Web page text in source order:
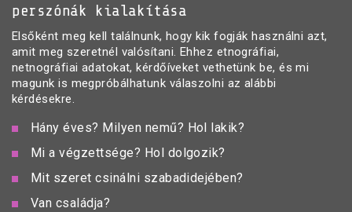
perszónák kialakítása
Elsőként meg kell találnunk, hogy kik fogják használni azt,
amit meg szeretnél valósítani. Ehhez etnográfiai,
netnográfiai adatokat, kérdőíveket vethetünk be, és mi
magunk is megpróbálhatunk válaszolni az alábbi
kérdésekre.
Hány éves? Milyen nemű? Hol lakik?
Mi a végzettsége? Hol dolgozik?
Mit szeret csinálni szabadidejében?
Van családja?